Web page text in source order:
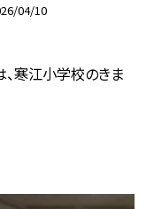
04/10
、寒江小学校のきま